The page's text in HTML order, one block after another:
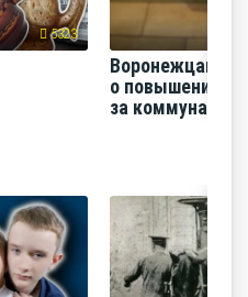
5323
Воронежцам
о повышении
за